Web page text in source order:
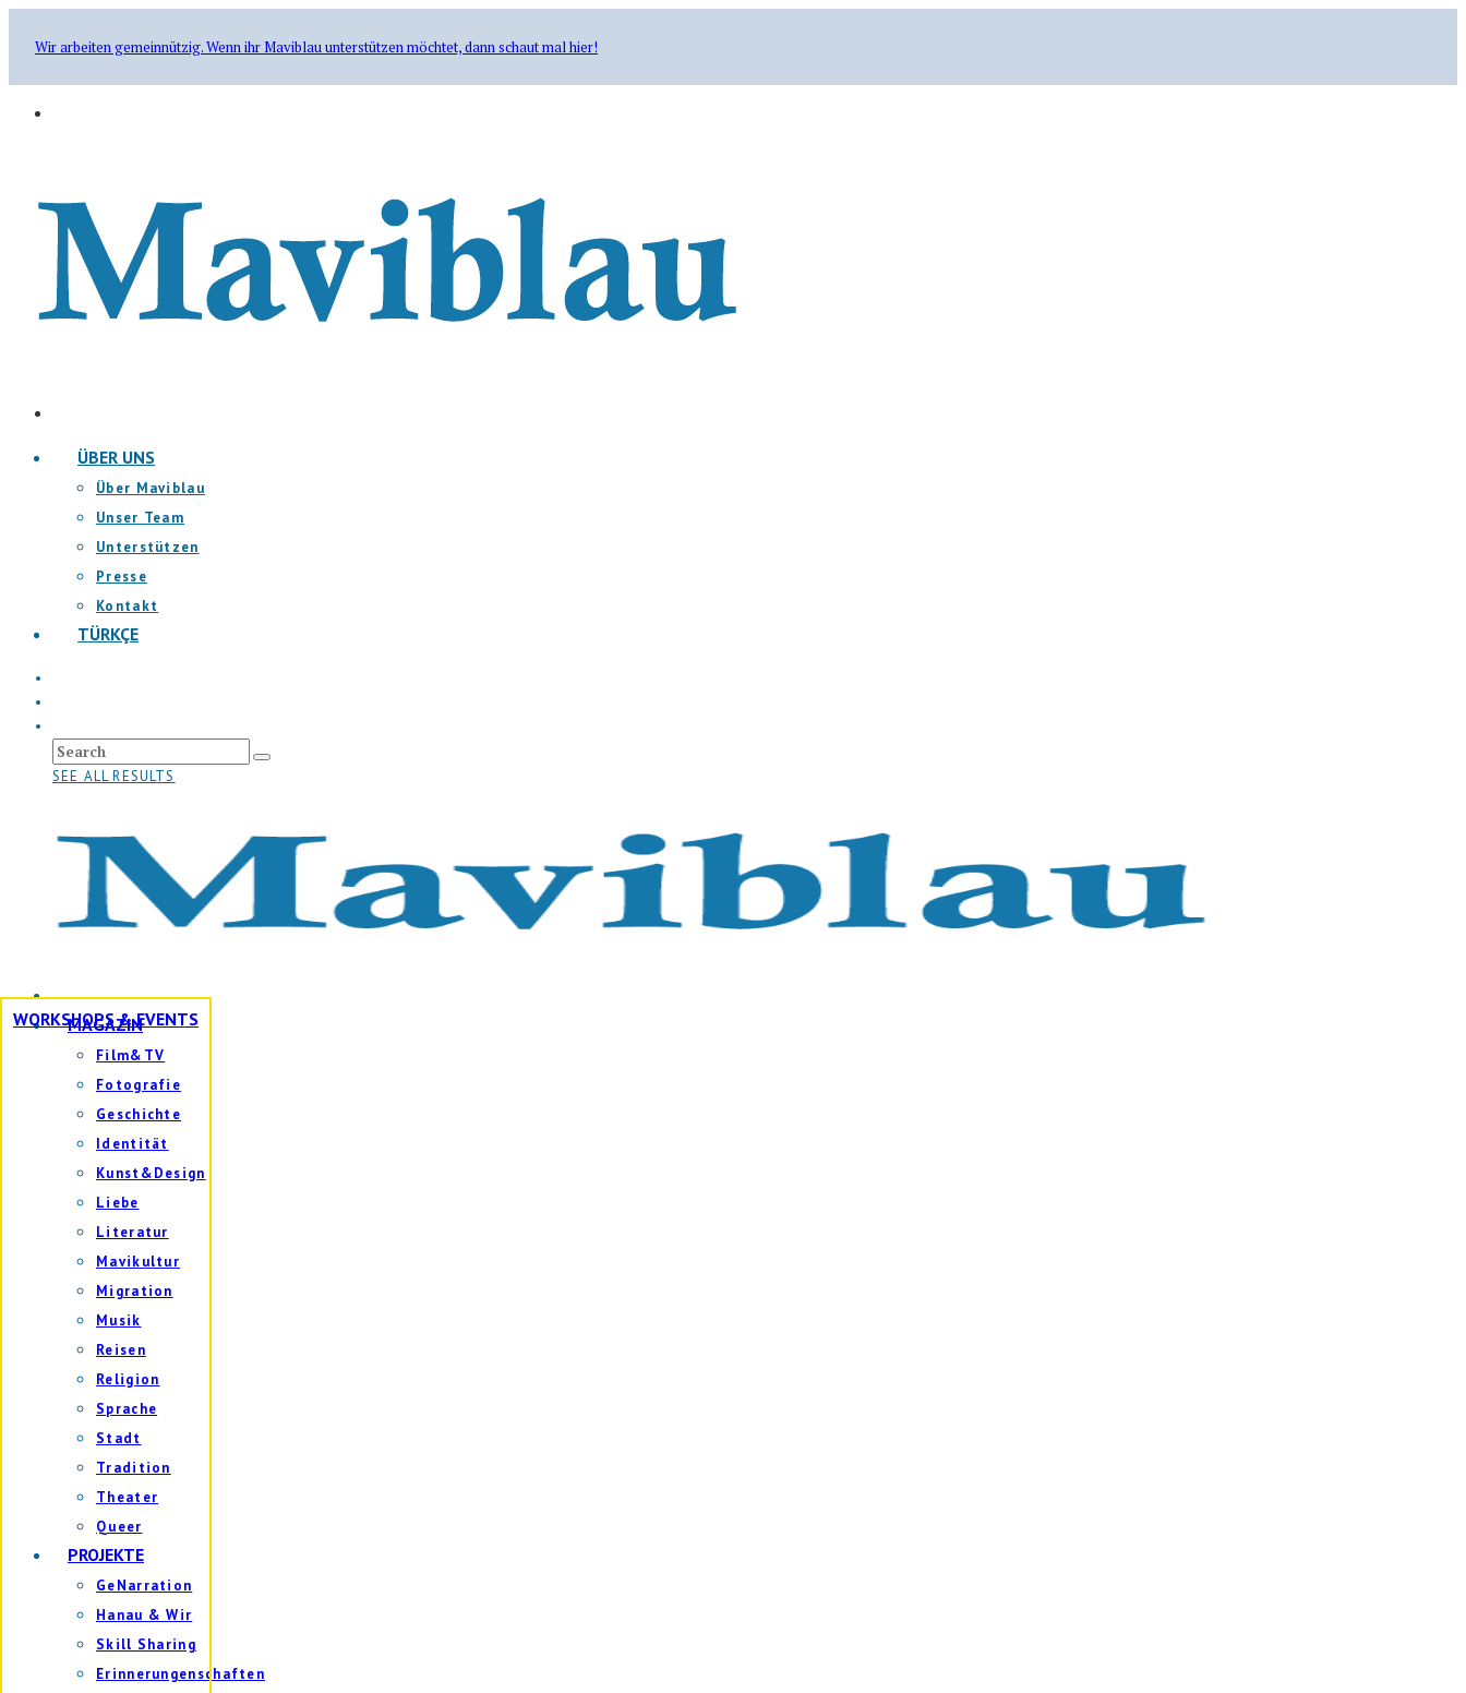
Wir arbeiten gemeinnützig. Wenn ihr Maviblau unterstützen möchtet, dann schaut mal hier!
ÜBER UNS
Über Maviblau
Unser Team
Unterstützen
Presse
Kontakt
TÜRKÇE
SEE ALL RESULTS
WORKSHOPS & EVENTS
MAGAZIN
Film&TV
Fotografie
Geschichte
Identität
Kunst&Design
Liebe
Literatur
Mavikultur
Migration
Musik
Reisen
Religion
Sprache
Stadt
Tradition
Theater
Queer
PROJEKTE
GeNarration
Hanau & Wir
Skill Sharing
Erinnerungenschaften